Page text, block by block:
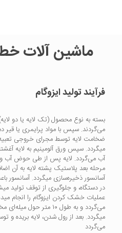
ماشین آلات خط
فرآیند تولید ایزوگام
بسته به نوع محصول (تک لایه یا دو
می‌گردند. سپس با مواد پرایمری یا
ضخامت لایه توسط مجرای خروجی
میگردد. سپس ورق آلومینیم به لایه
آب می‌گردد. لایه پس از طی حوض آب و
مرحله بعد پلاستیک پشته لایه به آن
آسانسور ذخیره‌سازی میگردد. آسانسور
در دستگاه، و جلوگیری از توقف
عملیات خشک کردن ایزوگام را انجام
می‌گردد و به طول ۱۰ متر
میگردد. بعد از رول شدن، لایه بریده و
می‌گردد